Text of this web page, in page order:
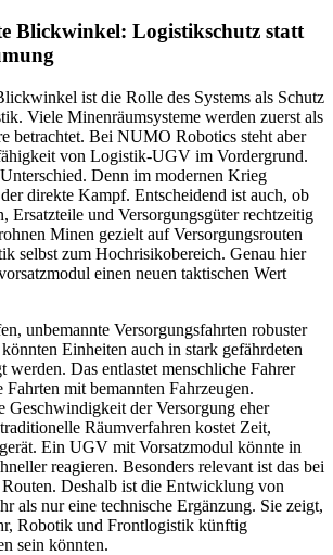
Blickwinkel: Logistikschutz statt
ist die Rolle des Systems als Schutz
Viele Minenräumsysteme werden zuerst als
betrachtet. Bei NUMO Robotics steht aber
von Logistik-UGV im Vordergrund.
Denn im modernen Krieg
direkte Kampf. Entscheidend ist auch, ob
Ersatzteile und Versorgungsgüter rechtzeitig
Minen gezielt auf Versorgungsrouten
selbst zum Hochrisikobereich. Genau hier
einen neuen taktischen Wert
unbemannte Versorgungsfahrten robuster
Einheiten auch in stark gefährdeten
werden. Das entlastet menschliche Fahrer
mit bemannten Fahrzeugen.
Geschwindigkeit der Versorgung eher
Räumverfahren kostet Zeit,
Ein UGV mit Vorsatzmodul könnte in
reagieren. Besonders relevant ist das bei
Deshalb ist die Entwicklung von
als nur eine technische Ergänzung. Sie zeigt,
Robotik und Frontlogistik künftig
sein könnten.